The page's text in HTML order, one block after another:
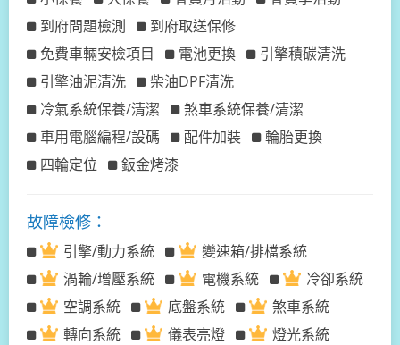
到府問題檢測
到府取送保修
免費車輛安檢項目
電池更換
引擎積碳清洗
引擎油泥清洗
柴油DPF清洗
冷氣系統保養/清潔
煞車系統保養/清潔
車用電腦編程/設碼
配件加裝
輪胎更換
四輪定位
鈑金烤漆
故障檢修：
引擎/動力系統
變速箱/排檔系統
渦輪/增壓系統
電機系統
冷卻系統
空調系統
底盤系統
煞車系統
轉向系統
儀表亮燈
燈光系統